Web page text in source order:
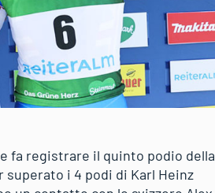
fa registrare il quinto podio della
i 4 podi di Karl Heinz